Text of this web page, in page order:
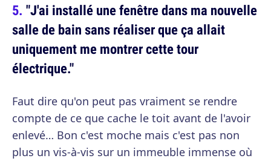
"J'ai installé une fenêtre dans ma nouvelle
salle de bain sans réaliser que ça allait
uniquement me montrer cette tour
électrique."
Faut dire qu'on peut pas vraiment se rendre
compte de ce que cache le toit avant de l'avoir
enlevé… Bon c'est moche mais c'est pas non
plus un vis-à-vis sur un immeuble immense où